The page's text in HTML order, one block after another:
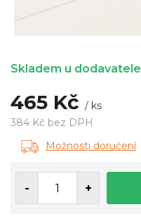
465 Kč / ks
384 Kč bez DPH
Měrná
cena:
Skladem u dodavatele
Možnosti doručení